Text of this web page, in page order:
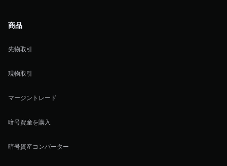
商品
先物取引
現物取引
マージントレード
暗号資産を購入
暗号資産コンバーター